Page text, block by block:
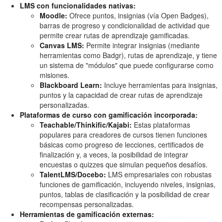
LMS con funcionalidades nativas:
Moodle: Ofrece puntos, insignias (vía Open Badges),
barras de progreso y condicionalidad de actividad que
permite crear rutas de aprendizaje gamificadas.
Canvas LMS: Permite integrar insignias (mediante
herramientas como Badgr), rutas de aprendizaje, y tiene
un sistema de "módulos" que puede configurarse como
misiones.
Blackboard Learn: Incluye herramientas para insignias,
puntos y la capacidad de crear rutas de aprendizaje
personalizadas.
Plataformas de curso con gamificación incorporada:
Teachable/Thinkific/Kajabi: Estas plataformas
populares para creadores de cursos tienen funciones
básicas como progreso de lecciones, certificados de
finalización y, a veces, la posibilidad de integrar
encuestas o quizzes que simulan pequeños desafíos.
TalentLMS/Docebo: LMS empresariales con robustas
funciones de gamificación, incluyendo niveles, insignias,
puntos, tablas de clasificación y la posibilidad de crear
recompensas personalizadas.
Herramientas de gamificación externas: